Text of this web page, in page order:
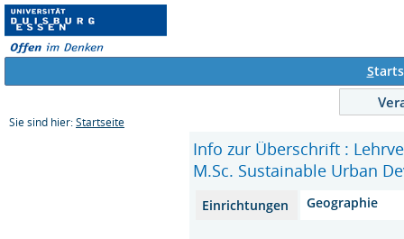
S
Sie sind hier: Startseite
Info zur Überschrift :
M.Sc. Sustainable Urban
Einrichtungen Geographie